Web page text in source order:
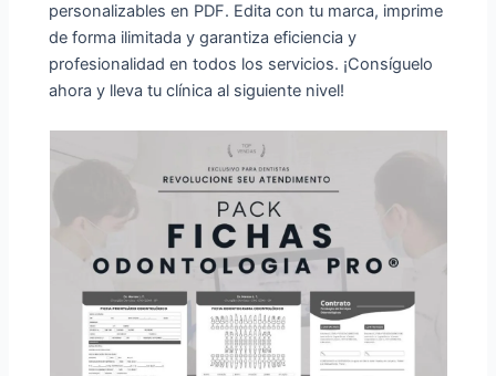
personalizables en PDF. Edita con tu marca, imprime
de forma ilimitada y garantiza eficiencia y
profesionalidad en todos los servicios. ¡Consíguelo
ahora y lleva tu clínica al siguiente nivel!